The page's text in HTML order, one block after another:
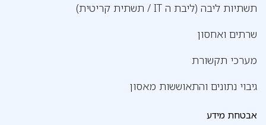
תשתיות ליבה (ליבת ה IT / תשתית קריטית)
שרתים ואחסון
מערכי תקשורת
גיבוי נתונים והתאוששות מאסון
אבטחת מידע